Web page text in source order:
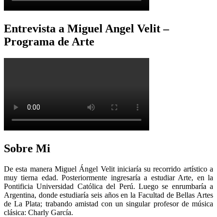
Entrevista a Miguel Angel Velit –
Programa de Arte
Sobre Mi
De esta manera Miguel Ángel Velit iniciaría su recorrido artístico a
muy tierna edad. Posteriormente ingresaría a estudiar Arte, en la
Pontificia Universidad Católica del Perú. Luego se enrumbaría a
Argentina, donde estudiaría seis años en la Facultad de Bellas Artes
de La Plata; trabando amistad con un singular profesor de música
clásica: Charly García.